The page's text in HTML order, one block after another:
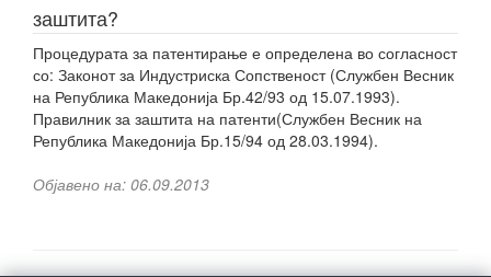
заштита?
Процедурата за патентирање е определена во согласност
со: Законот за Индустриска Сопственост (Службен Весник
на Република Македонија Бр.42/93 од 15.07.1993).
Правилник за заштита на патенти(Службен Весник на
Република Македонија Бр.15/94 од 28.03.1994).
Објавено на: 06.09.2013